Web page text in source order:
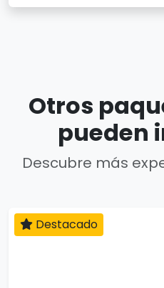
Otros
pueden
Descubre más
Destacado